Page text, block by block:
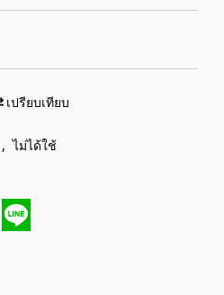
เปรียบเทียบ
, ไม่ได้ใช้